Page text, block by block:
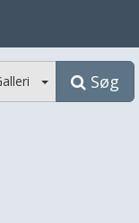
Søg